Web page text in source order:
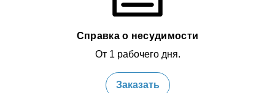
Справка о несудимости
От 1 рабочего дня.
Заказать